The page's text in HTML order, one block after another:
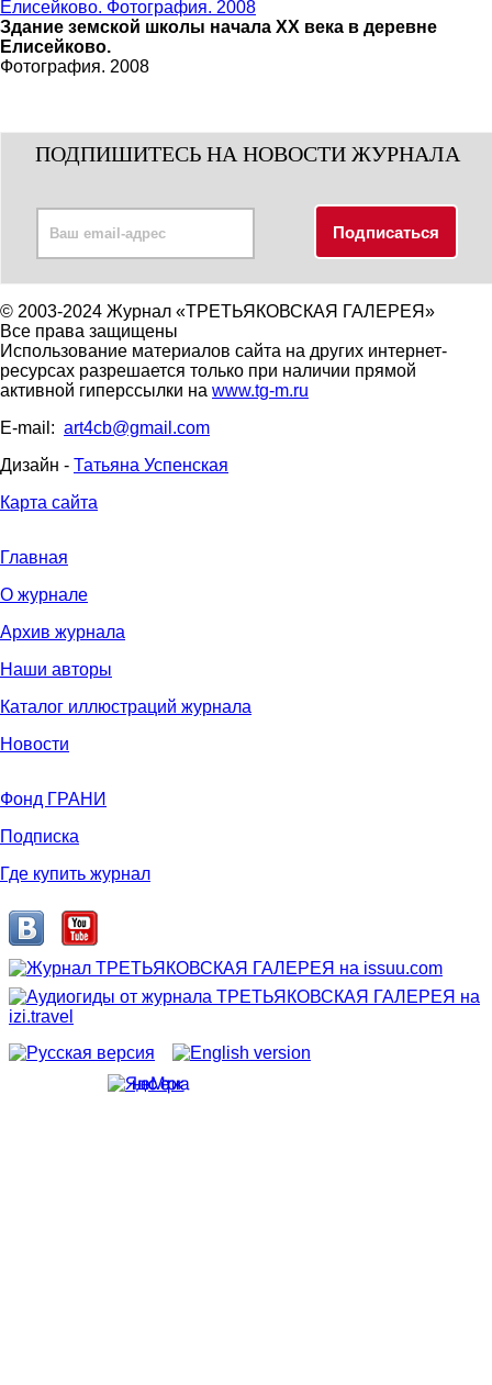
Здание земской школы начала XX века в деревне
Елисейково.
Фотография. 2008
ПОДПИШИТЕСЬ НА НОВОСТИ ЖУРНАЛА
© 2003-2024 Журнал «ТРЕТЬЯКОВСКАЯ ГАЛЕРЕЯ»
Все права защищены
Использование материалов сайта на других интернет-
ресурсах разрешается только при наличии прямой
активной гиперссылки на www.tg-m.ru
E-mail: art4cb@gmail.com
Дизайн - Татьяна Успенская
Карта сайта
Главная
О журнале
Архив журнала
Наши авторы
Каталог иллюстраций журнала
Новости
Фонд ГРАНИ
Подписка
Где купить журнал